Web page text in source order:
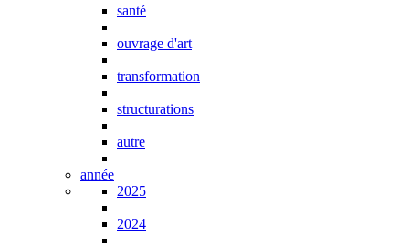
santé
ouvrage d'art
transformation
structurations
autre
année
2025
2024